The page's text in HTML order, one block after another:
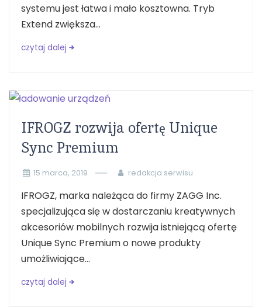
systemu jest łatwa i mało kosztowna. Tryb
Extend zwiększa...
czytaj dalej
IFROGZ rozwija ofertę Unique
Sync Premium
15 marca, 2019 redakcja serwisu
IFROGZ, marka należąca do firmy ZAGG Inc.
specjalizująca się w dostarczaniu kreatywnych
akcesoriów mobilnych rozwija istniejącą ofertę
Unique Sync Premium o nowe produkty
umożliwiające...
czytaj dalej